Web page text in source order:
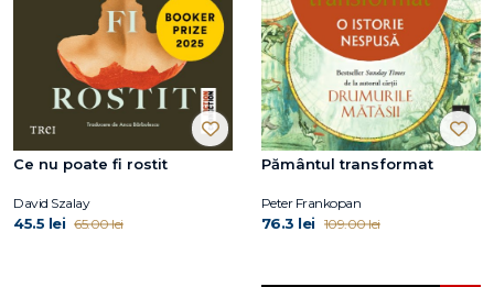
Ce nu poate fi rostit
David Szalay
45.5 lei 65.00 lei
Pământul transformat
Peter Frankopan
76.3 lei 109.00 lei